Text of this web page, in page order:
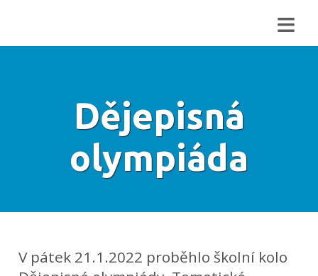
≡
Dějepisná
olympiáda
V pátek 21.1.2022 proběhlo školní kolo